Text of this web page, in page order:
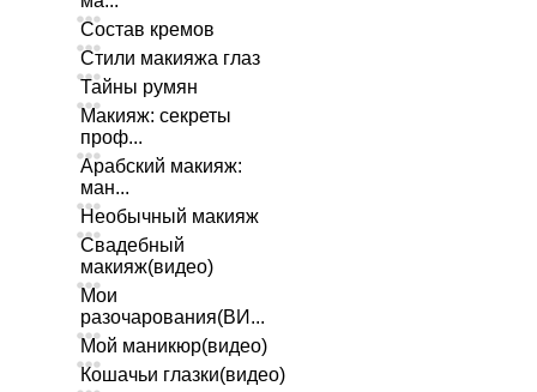
Состав кремов
Стили макияжа глаз
Тайны румян
Макияж: секреты
проф...
Арабский макияж:
ман...
Необычный макияж
Свадебный
макияж(видео)
Мои
разочарования(ВИ...
Мой маникюр(видео)
Кошачьи глазки(видео)